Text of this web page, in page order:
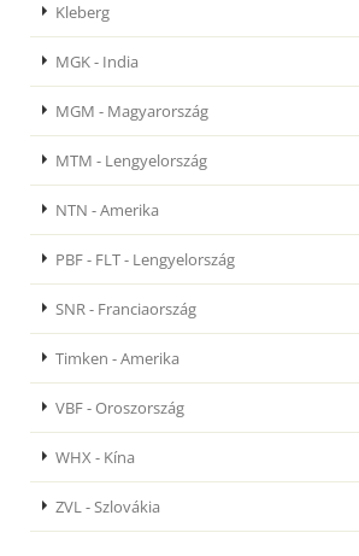
Kleberg
MGK - India
MGM - Magyarország
MTM - Lengyelország
NTN - Amerika
PBF - FLT - Lengyelország
SNR - Franciaország
Timken - Amerika
VBF - Oroszország
WHX - Kína
ZVL - Szlovákia